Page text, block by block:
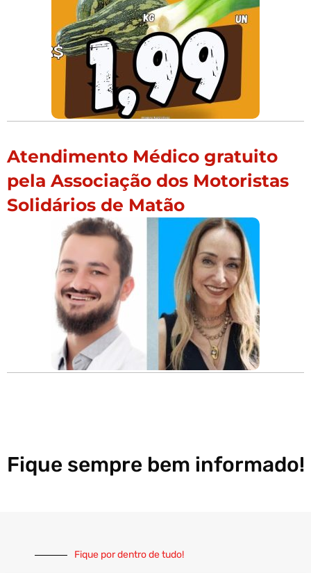
Atendimento Médico gratuito
pela Associação dos Motoristas
Solidários de Matão
Fique sempre bem informado!
Fique por dentro de tudo!